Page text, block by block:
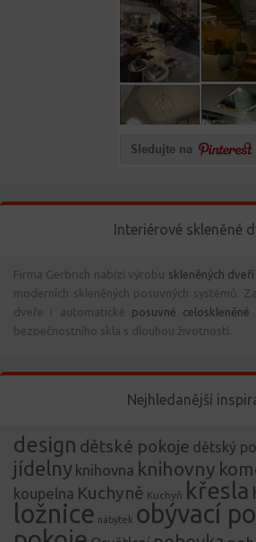
Interiérové skleněné
Firma Gerbrich nabízí výrobu skleněných dveří
moderních skleněných posuvných systémů.
dveře i automatické posuvné celoskleněné
bezpečnostního skla s dlouhou životností.
Nejhledanější
design dětské pokoje dětský
jídelny knihovna knihovny
koupelna Kuchyně Kuchyň křesla
ložnice nábytek obývací